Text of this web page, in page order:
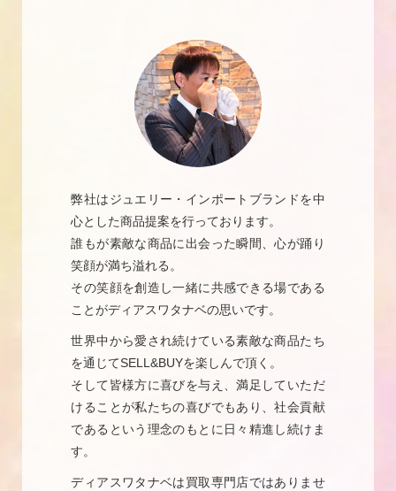
弊社はジュエリー・インポートブランドを中
心とした商品提案を行っております。
誰もが素敵な商品に出会った瞬間、心が踊り
笑顔が満ち溢れる。
その笑顔を創造し一緒に共感できる場である
ことがディアスワタナベの思いです。
世界中から愛され続けている素敵な商品たち
を通じてSELL&BUYを楽しんで頂く。
そして皆様方に喜びを与え、満足していただ
けることが私たちの喜びでもあり、社会貢献
であるという理念のもとに日々精進し続けま
す。
ディアスワタナベは買取専門店ではありませ